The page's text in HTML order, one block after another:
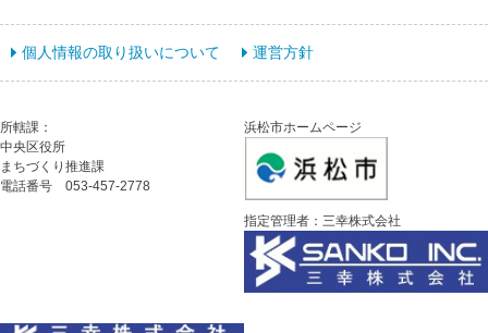
個人情報の取り扱いについて 運営方針
所轄課：
中央区役所
まちづくり推進課
電話番号 053-457-2778
浜松市ホームページ
指定管理者：三幸株式会社